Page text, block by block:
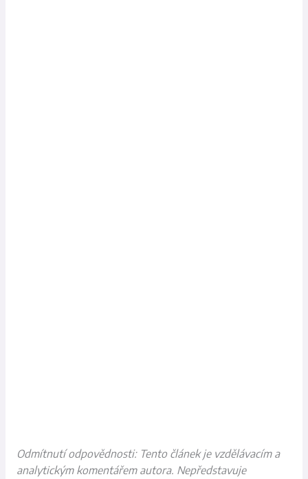
Odmítnutí odpovědnosti: Tento článek je vzdělávacím a
analytickým komentářem autora. Nepředstavuje